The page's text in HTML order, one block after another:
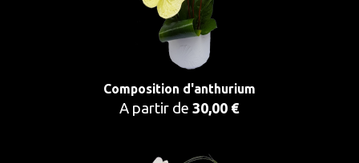
Composition d'anthurium
A partir de 30,00 €